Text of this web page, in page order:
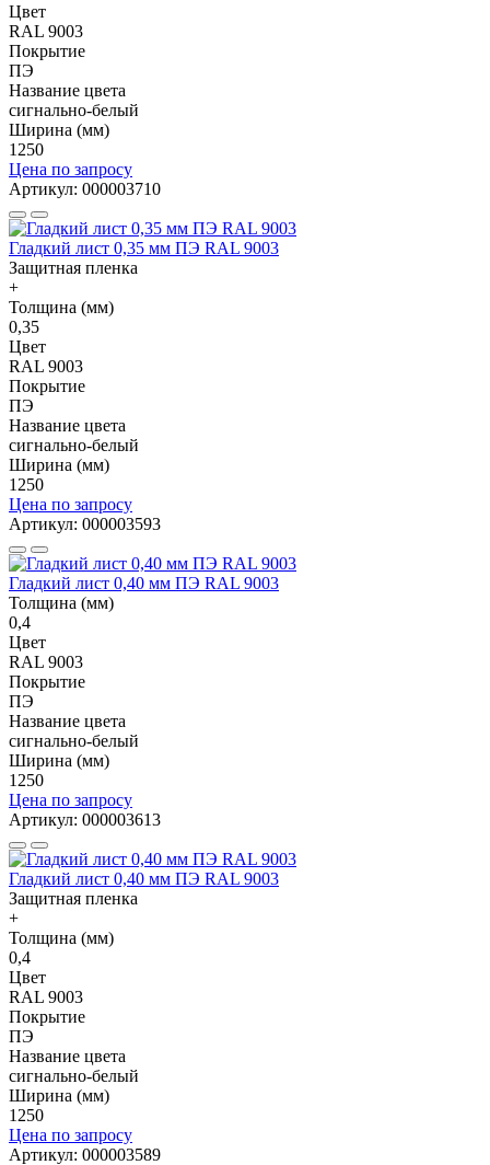
Цвет
RAL 9003
Покрытие
ПЭ
Название цвета
сигнально-белый
Ширина (мм)
1250
Цена по запросу
Артикул: 000003710
Гладкий лист 0,35 мм ПЭ RAL 9003
Защитная пленка
+
Толщина (мм)
0,35
Цвет
RAL 9003
Покрытие
ПЭ
Название цвета
сигнально-белый
Ширина (мм)
1250
Цена по запросу
Артикул: 000003593
Гладкий лист 0,40 мм ПЭ RAL 9003
Толщина (мм)
0,4
Цвет
RAL 9003
Покрытие
ПЭ
Название цвета
сигнально-белый
Ширина (мм)
1250
Цена по запросу
Артикул: 000003613
Гладкий лист 0,40 мм ПЭ RAL 9003
Защитная пленка
+
Толщина (мм)
0,4
Цвет
RAL 9003
Покрытие
ПЭ
Название цвета
сигнально-белый
Ширина (мм)
1250
Цена по запросу
Артикул: 000003589